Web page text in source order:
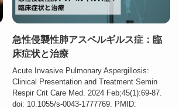
急性侵襲性肺アスペルギルス症：臨
床症状と治療
Acute Invasive Pulmonary Aspergillosis:
Clinical Presentation and Treatment Semin
Respir Crit Care Med. 2024 Feb;45(1):69-87.
doi: 10.1055/s-0043-1777769. PMID: